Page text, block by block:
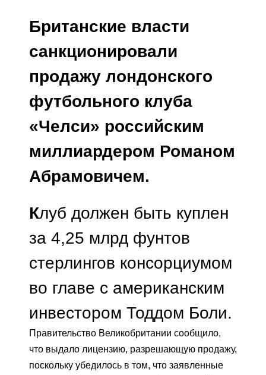
Британские власти
санкционировали
продажу лондонского
футбольного клуба
«Челси» российским
миллиардером Романом
Абрамовичем.
Клуб должен быть куплен
за 4,25 млрд фунтов
стерлингов консорциумом
во главе с американским
инвестором Тоддом Боли.
Правительство Великобритании сообщило,
что выдало лицензию, разрешающую продажу,
поскольку убедилось в том, что заявленные